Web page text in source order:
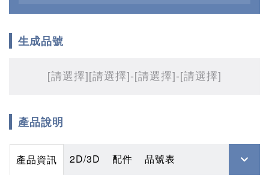
生成品號
[請選擇][請選擇]-[請選擇]-[請選擇]
產品說明
產品資訊 2D/3D 配件 品號表